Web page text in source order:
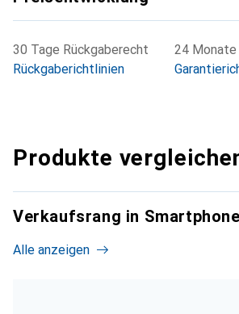
30 Tage Rückgaberecht
Rückgaberichtlinien
24 Monate
Produkte
Verkaufsrang in
Alle anzeigen